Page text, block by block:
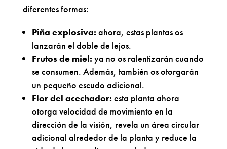
diferentes formas:
Piña explosiva: ahora, estas plantas os
lanzarán el doble de lejos.
Frutos de miel: ya no os ralentizarán cuando
se consumen. Además, también os otorgarán
un pequeño escudo adicional.
Flor del acechador: esta planta ahora
otorga velocidad de movimiento en la
dirección de la visión, revela un área circular
adicional alrededor de la planta y reduce la